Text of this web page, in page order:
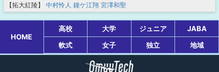
【拓大紅陵】
中村怜人 鐘ケ江翔 宮澤和聖
HOME
高校 大学 ジュニア
JABA
軟式
女子 独立 地域